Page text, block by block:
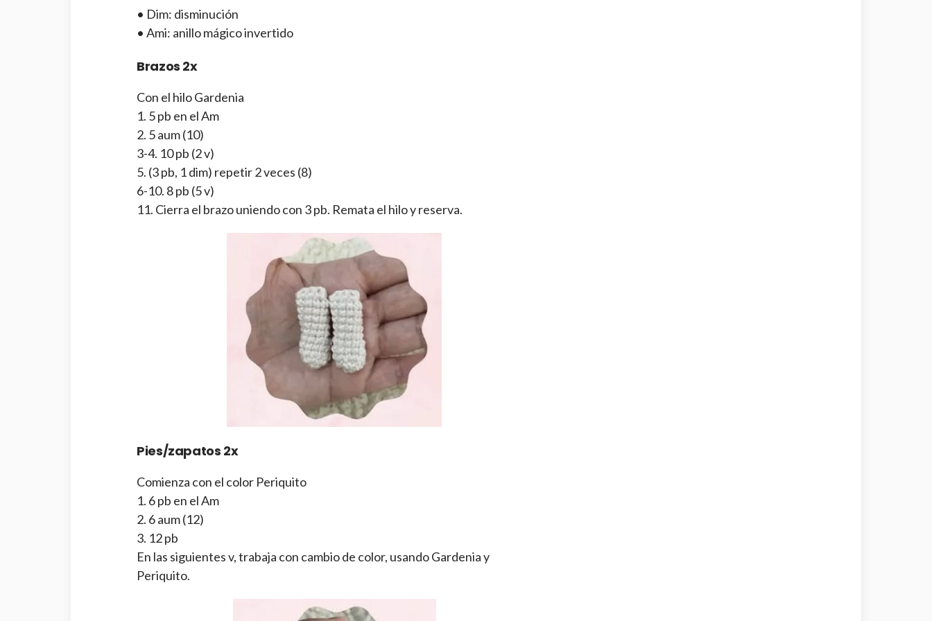
• Dim: disminución
• Ami: anillo mágico invertido
Brazos 2x
Con el hilo Gardenia
1. 5 pb en el Am
2. 5 aum (10)
3-4. 10 pb (2 v)
5. (3 pb, 1 dim) repetir 2 veces (8)
6-10. 8 pb (5 v)
11. Cierra el brazo uniendo con 3 pb. Remata el hilo y reserva.
Pies/zapatos 2x
Comienza con el color Periquito
1. 6 pb en el Am
2. 6 aum (12)
3. 12 pb
En las siguientes v, trabaja con cambio de color, usando Gardenia y
Periquito.